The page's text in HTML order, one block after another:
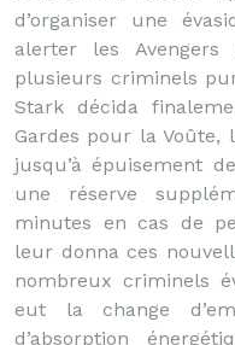
d’organiser une
alerter les
plusieurs criminels
Stark décida
Gardes pour la
jusqu’à épuisement
une réserve
minutes en cas de
leur donna ces
nombreux criminels
eut la change
d’absorption